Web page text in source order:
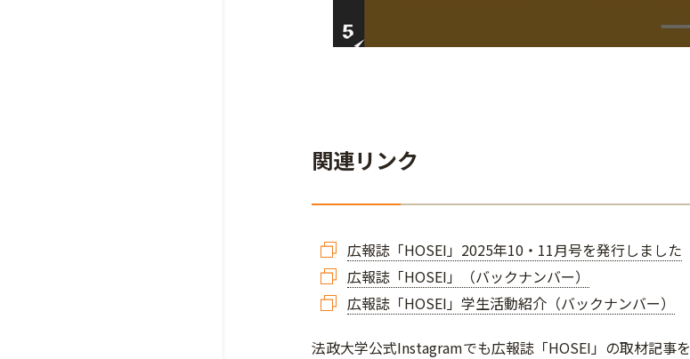
関連リンク
広報誌「HOSEI」2025年10・11月号を発行しました
広報誌「HOSEI」（バックナンバー）
広報誌「HOSEI」学生活動紹介（バックナンバー）
法政大学公式Instagramでも広報誌「HOSEI」の取材記事